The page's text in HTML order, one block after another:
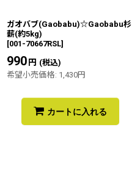
ガオバブ(Gaobabu)☆Gaobabu杉
薪(約5kg)
[001-70667RSL]
990円 (税込)
希望小売価格: 1,430円
カートに入れる